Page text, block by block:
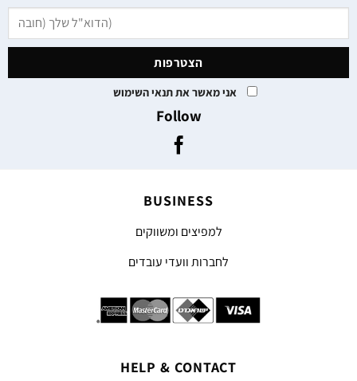
אני מאשר את תנאי השימוש
Follow
BUSINESS
למפיצים ומשווקים
לחברות וועדי עובדים
HELP & CONTACT